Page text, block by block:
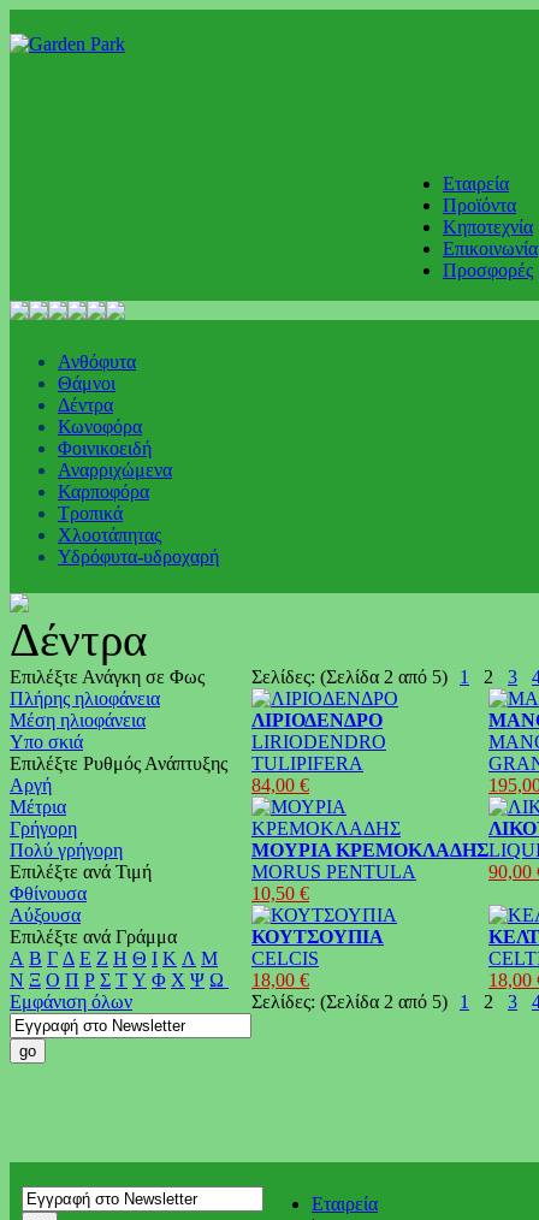
Εταιρεία
Προϊόντα
Κηποτεχνία
Επικοινωνία
Προσφορές
Ανθόφυτα
Θάμνοι
Δέντρα
Κωνοφόρα
Φοινικοειδή
Αναρριχώμενα
Καρποφόρα
Τροπικά
Χλοοτάπητας
Υδρόφυτα-υδροχαρή
Επιλέξτε Ανάγκη σε Φως
Πλήρης ηλιοφάνεια
Μέση ηλιοφάνεια
Υπο σκιά
Επιλέξτε Ρυθμός Ανάπτυξης
Αργή
Μέτρια
Γρήγορη
Πολύ γρήγορη
Επιλέξτε ανά Τιμή
Φθίνουσα
Αύξουσα
Επιλέξτε ανά Γράμμα
Α Β Γ Δ Ε Ζ Η Θ Ι Κ Λ Μ
Ν Ξ Ο Π Ρ Σ Τ Υ Φ Χ Ψ Ω
Εμφάνιση όλων
Σελίδες: (Σελίδα 2 από 5) 1 2 3
ΛΙΡΙΟΔΕΝΔΡΟ
LIRIODENDRO
TULIPIFERA
84,00 €
ΜΟΥΡΙΑ ΚΡΕΜΟΚΛΑΔΗΣ
MORUS PENTULA
10,50 €
90,00
ΚΟΥΤΣΟΥΠΙΑ
CELCIS
18,00 €
18,00
Σελίδες: (Σελίδα 2 από 5)
1 2 3
Εταιρεία